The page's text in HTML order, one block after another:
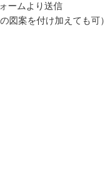
ームより送信
図案を付け加えても可）